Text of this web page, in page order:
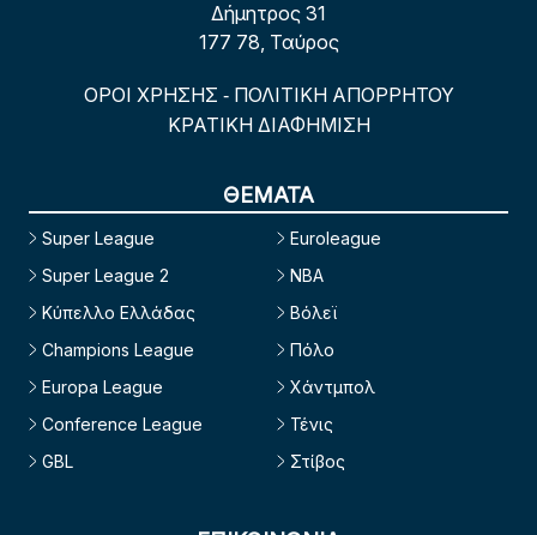
Δήμητρος 31
177 78, Ταύρος
ΟΡΟΙ ΧΡΗΣΗΣ - ΠΟΛΙΤΙΚΗ ΑΠΟΡΡΗΤΟΥ
ΚΡΑΤΙΚΗ ΔΙΑΦΗΜΙΣΗ
ΘΕΜΑΤΑ
Super League
Super League 2
Κύπελλο Ελλάδας
Champions League
Europa League
Conference League
GBL
Euroleague
NBA
Βόλεϊ
Πόλο
Χάντμπολ
Τένις
Στίβος